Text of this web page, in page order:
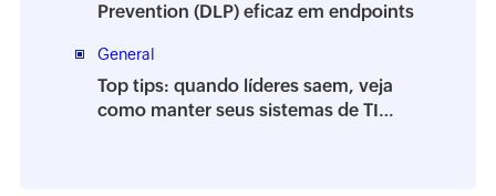
Prevention (DLP) eficaz em endpoints
General
Top tips: quando líderes saem, veja
como manter seus sistemas de TI